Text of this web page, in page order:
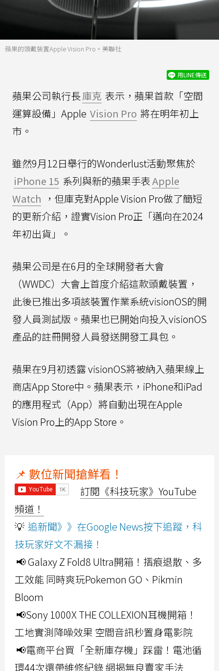
蘋果的頭戴裝置Apple Vision Pro。美聯社
用LINE傳送
蘋果公司執行長庫克 表示，蘋果首款「空間
運算設備」Apple Vision Pro 將在明年初上
市。
雖然9月12日舉行的Wonderlust活動聚焦於
iPhone 15 系列與新的蘋果手表Apple
Watch ，但庫克對Apple Vision Pro做了簡短
的更新介紹，證實Vision Pro正「邁向在2024
年初出貨」。
蘋果公司是在6月的全球開發者大會
（WWDC）大會上首度介紹這款頭戴裝置，
此後已推出多項該裝置作業系統visionOS的開
發人員測試版。蘋果也已開始向投入visionOS
產品的註冊開發人員發送開發工具包。
蘋果在9月初透露 visionOS將被納入蘋果線上
商店App Store中。蘋果表示，iPhone和iPad
的應用程式（App）將自動出現在Apple
Vision Pro上的App Store。
📌 數位新聞搶鮮看！
訂閱《科技玩家》YouTube
頻道！
💡 追新聞》》在Google News按下追蹤，科
技玩家好文不漏接！
📢 Galaxy Z Fold8 Ultra開箱！摺痕退散、多
工效能 同時爽玩Pokemon GO、Pikmin
Bloom
📢Sony 1000X THE COLLEXION耳機開箱！
工地實測降噪效果 空間音訊秒置身電影院
📢電商平台買「全新庫存機」踩雷！電池循
環44次還帶維修紀錄 網揭無良賣家手法